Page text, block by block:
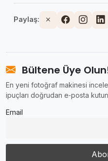
Paylaş:
Bültene Üye
En yeni fotoğraf makinesi
ipuçları doğrudan e‑posta
Email